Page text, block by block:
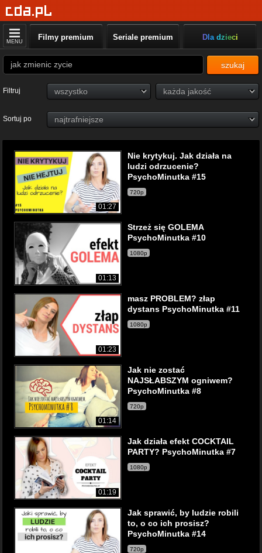
MENU Filmy premium Seriale premium Dla dzieci
szukaj
Filtruj
Sortuj po
01:27
Nie krytykuj. Jak działa na
ludzi odrzucenie?
PsychoMinutka #15
720p
01:13
Strzeż się GOLEMA
PsychoMinutka #10
1080p
01:23
masz PROBLEM? złap
dystans PsychoMinutka #11
1080p
01:14
Jak nie zostać
NAJSŁABSZYM ogniwem?
PsychoMinutka #8
720p
01:19
Jak działa efekt COCKTAIL
PARTY? PsychoMinutka #7
1080p
Jak sprawić, by ludzie robili
to, o co ich prosisz?
PsychoMinutka #14
720p